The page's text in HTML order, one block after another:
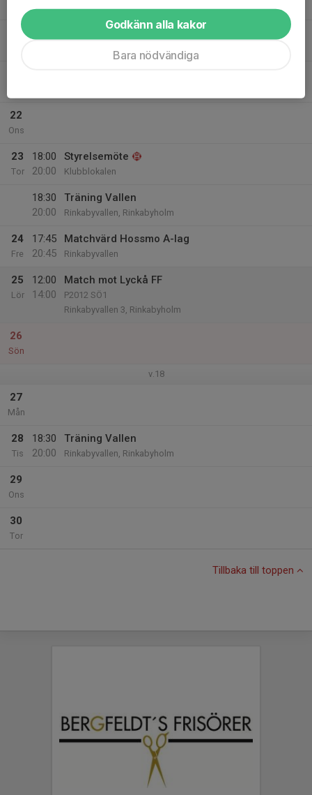
21 Träning Vallen
22
Ons
23
Tor
18:00
20:00
Styrelsemöte
Klubblokalen
18:30
20:00
Träning Vallen
Rinkabyvallen, Rinkabyholm
24
Fre
17:45
20:45
Matchvärd Hossmo A-lag
Rinkabyvallen
25
Lör
12:00
14:00
Match mot Lyckå FF
P2012 SÖ1
Rinkabyvallen 3, Rinkabyholm
26
Sön
v.18
27
Mån
28
Tis
18:30
20:00
Träning Vallen
Rinkabyvallen, Rinkabyholm
29
Ons
30
Tor
Tillbaka till toppen
Godkänn alla kakor
Bara nödvändiga